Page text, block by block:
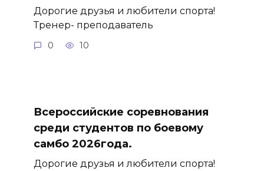
Дорогие друзья и любители спорта!
Тренер- преподаватель
0 10
Всероссийские соревнования
среди студентов по боевому
самбо 2026года.
Дорогие друзья и любители спорта!